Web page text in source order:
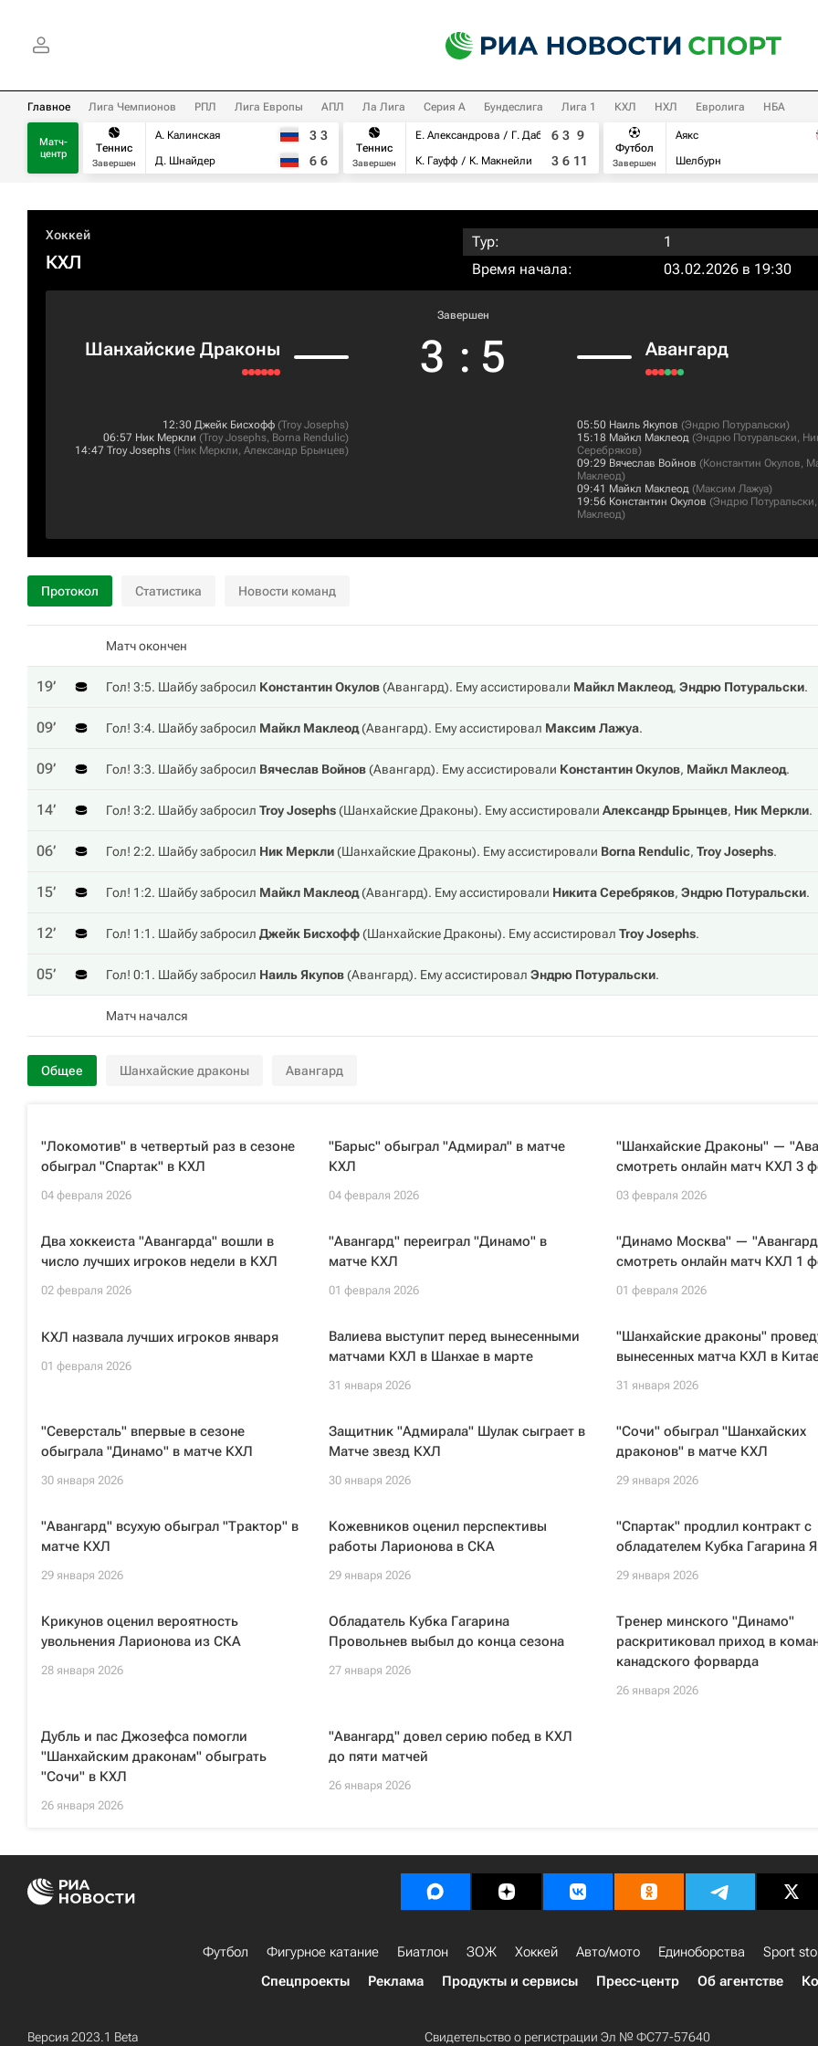
Главное Лига Чемпионов РПЛ Лига Европы АПЛ Ла Лига Серия А Бундеслига Лига 1 КХЛ НХЛ Евролига НБА
Матч-
центр
Теннис
Завершен
А. Калинская
Д. Шнайдер
3 3
6 6
Теннис
Завершен
Е. Александрова
Г. Дабровски
К. Гауфф
К. Макнейли
6 3 9
3 6 11
Футбол
Завершен
Аякс
Шелбурн
Хоккей
КХЛ
Тур:
1
Время начала:
03.02.2026 в 19:30
Шанхайские Драконы
Завершен
3 : 5 Авангард
12:30 Джейк Бисхофф (Troy Josephs)
06:57 Ник Меркли (Troy Josephs, Borna Rendulic)
14:47 Troy Josephs (Ник Меркли, Александр Брынцев)
05:50 Наиль Якупов (Эндрю Потуральски)
15:18 Майкл Маклеод (Эндрю Потуральски,
Серебряков)
09:29 Вячеслав Войнов (Константин Окулов,
Маклеод)
09:41 Майкл Маклеод (Максим Лажуа)
19:56 Константин Окулов (Эндрю Потуральски,
Маклеод)
Протокол Статистика Новости команд
Матч окончен
19‎’‎ Гол! 3:5. Шайбу забросил Константин Окулов(Авангард). Ему ассистировали Майкл Маклеод, Эндрю Потуральски.
09‎’‎ Гол! 3:4. Шайбу забросил Майкл Маклеод(Авангард). Ему ассистировал Максим Лажуа.
09‎’‎ Гол! 3:3. Шайбу забросил Вячеслав Войнов(Авангард). Ему ассистировали Константин Окулов, Майкл Маклеод.
14‎’‎ Гол! 3:2. Шайбу забросил Troy Josephs(Шанхайские Драконы). Ему ассистировали Александр Брынцев, Ник Меркли.
06‎’‎ Гол! 2:2. Шайбу забросил Ник Меркли(Шанхайские Драконы). Ему ассистировали Borna Rendulic, Troy Josephs.
15‎’‎ Гол! 1:2. Шайбу забросил Майкл Маклеод(Авангард). Ему ассистировали Никита Серебряков, Эндрю Потуральски.
12‎’‎ Гол! 1:1. Шайбу забросил Джейк Бисхофф(Шанхайские Драконы). Ему ассистировал Troy Josephs.
05‎’‎ Гол! 0:1. Шайбу забросил Наиль Якупов(Авангард). Ему ассистировал Эндрю Потуральски.
Матч начался
Общее Шанхайские драконы Авангард
"Локомотив" в четвертый раз в сезоне
обыграл "Спартак" в КХЛ
04 февраля 2026
"Барыс" обыграл "Адмирал" в матче
КХЛ
04 февраля 2026
"Шанхайские Драконы" —
смотреть онлайн матч КХЛ 3
03 февраля 2026
Два хоккеиста "Авангарда" вошли в
число лучших игроков недели в КХЛ
02 февраля 2026
"Авангард" переиграл "Динамо" в
матче КХЛ
01 февраля 2026
"Динамо Москва" —
смотреть онлайн матч КХЛ 1
01 февраля 2026
КХЛ назвала лучших игроков января
01 февраля 2026
Валиева выступит перед вынесенными
матчами КХЛ в Шанхае в марте
31 января 2026
"Шанхайские драконы"
вынесенных матча КХЛ в
31 января 2026
"Северсталь" впервые в сезоне
обыграла "Динамо" в матче КХЛ
30 января 2026
Защитник "Адмирала" Шулак сыграет в
Матче звезд КХЛ
30 января 2026
"Сочи" обыграл "Шанхайских
драконов" в матче КХЛ
29 января 2026
"Авангард" всухую обыграл "Трактор" в
матче КХЛ
29 января 2026
Кожевников оценил перспективы
работы Ларионова в СКА
29 января 2026
"Спартак" продлил контракт с
обладателем Кубка Гагарина
29 января 2026
Крикунов оценил вероятность
увольнения Ларионова из СКА
28 января 2026
Обладатель Кубка Гагарина
Провольнев выбыл до конца сезона
27 января 2026
Тренер минского "Динамо"
раскритиковал приход в
канадского форварда
26 января 2026
Дубль и пас Джозефса помогли
"Шанхайским драконам" обыграть
"Сочи" в КХЛ
26 января 2026
"Авангард" довел серию побед в КХЛ
до пяти матчей
26 января 2026
Футбол Фигурное катание Биатлон ЗОЖ Хоккей Авто/мото Единоборства Sport
Спецпроекты
Реклама Продукты и сервисы Пресс-центр Об агентстве
Версия 2023.1 Beta Свидетельство о регистрации Эл № ФС77-57640